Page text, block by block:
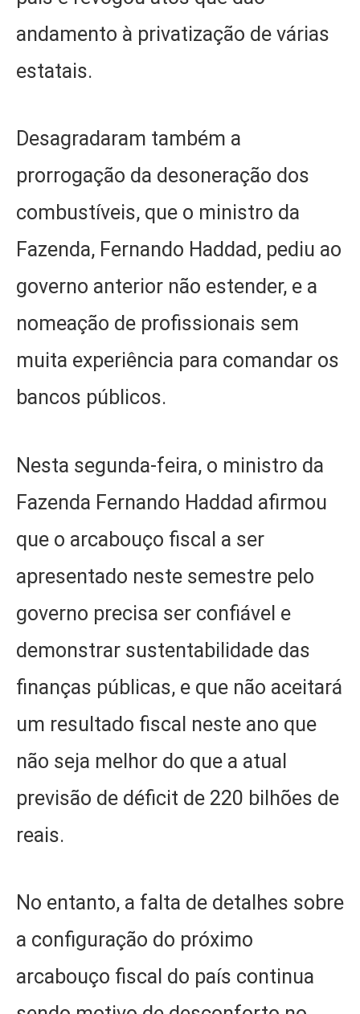
andamento à privatização de várias
estatais.
Desagradaram também a
prorrogação da desoneração dos
combustíveis, que o ministro da
Fazenda, Fernando Haddad, pediu ao
governo anterior não estender, e a
nomeação de profissionais sem
muita experiência para comandar os
bancos públicos.
Nesta segunda-feira, o ministro da
Fazenda Fernando Haddad afirmou
que o arcabouço fiscal a ser
apresentado neste semestre pelo
governo precisa ser confiável e
demonstrar sustentabilidade das
finanças públicas, e que não aceitará
um resultado fiscal neste ano que
não seja melhor do que a atual
previsão de déficit de 220 bilhões de
reais.
No entanto, a falta de detalhes sobre
a configuração do próximo
arcabouço fiscal do país continua